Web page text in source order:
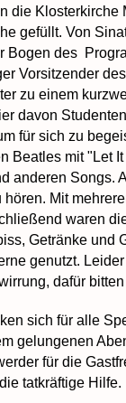
die Klosterkirche
gefüllt. Von
Bogen des
Vorsitzender
zu einem
davon
für sich zu
Beatles mit "Let
anderen Songs.
Mit
waren
Getränke und
genutzt. Leider
dafür
sich für alle
gelungenen
für die
tatkräftige Hilfe.